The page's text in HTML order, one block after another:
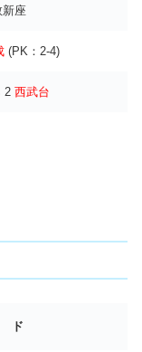
座
(PK：2-4)
2 西武台
ド